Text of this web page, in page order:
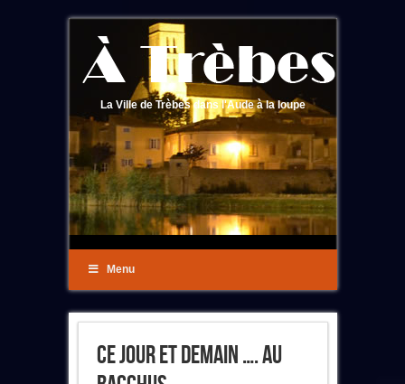
La Ville de Trèbes dans l'Aude à la loupe
Menu
Ce Jour Et Demain …. Au